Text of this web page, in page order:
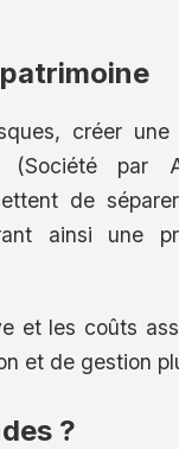
créer une
(Société par
de
ainsi une
et les coûts
et de gestion
?